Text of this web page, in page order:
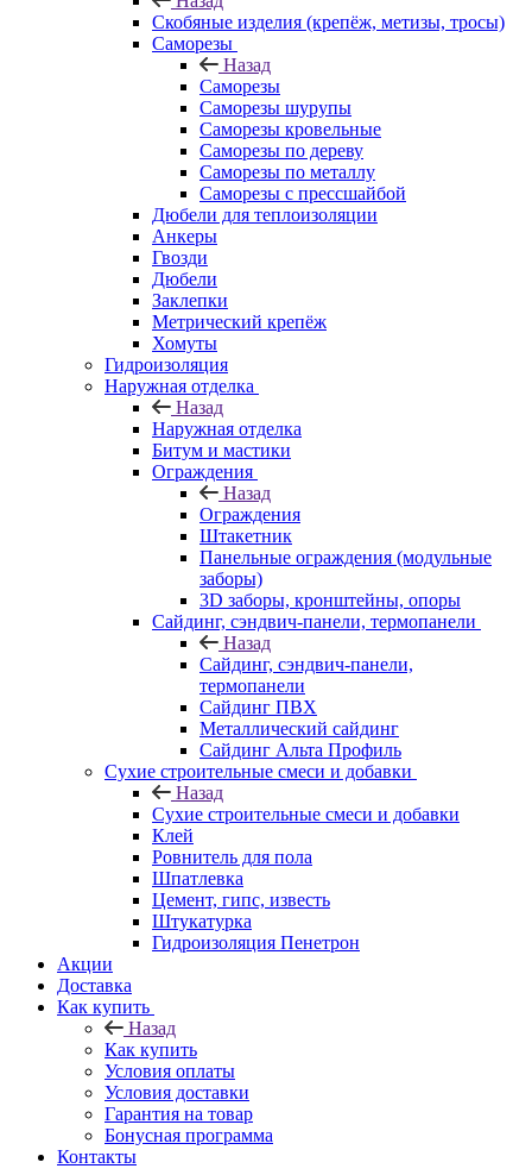
Скобяные изделия (крепёж, метизы, тросы)
Саморезы
Назад
Саморезы
Саморезы шурупы
Саморезы кровельные
Саморезы по дереву
Саморезы по металлу
Саморезы с прессшайбой
Дюбели для теплоизоляции
Анкеры
Гвозди
Дюбели
Заклепки
Метрический крепёж
Хомуты
Гидроизоляция
Наружная отделка
Назад
Наружная отделка
Битум и мастики
Ограждения
Назад
Ограждения
Штакетник
Панельные ограждения (модульные
заборы)
3D заборы, кронштейны, опоры
Cайдинг, сэндвич-панели, термопанели
Назад
Cайдинг, сэндвич-панели,
термопанели
Сайдинг ПВХ
Металлический сайдинг
Сайдинг Альта Профиль
Сухие строительные смеси и добавки
Назад
Сухие строительные смеси и добавки
Клей
Ровнитель для пола
Шпатлевка
Цемент, гипс, известь
Штукатурка
Гидроизоляция Пенетрон
Акции
Доставка
Как купить
Назад
Как купить
Условия оплаты
Условия доставки
Гарантия на товар
Бонусная программа
Контакты